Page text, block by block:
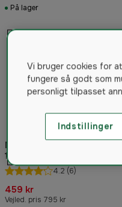
På lager
Metabo vinkelsliber W 750-
125
4.2 (6)
459 kr
Vejled. pris 795 kr
Vi bruger cookies for
fungere så godt som
personligt tilpasset
Indstillinger